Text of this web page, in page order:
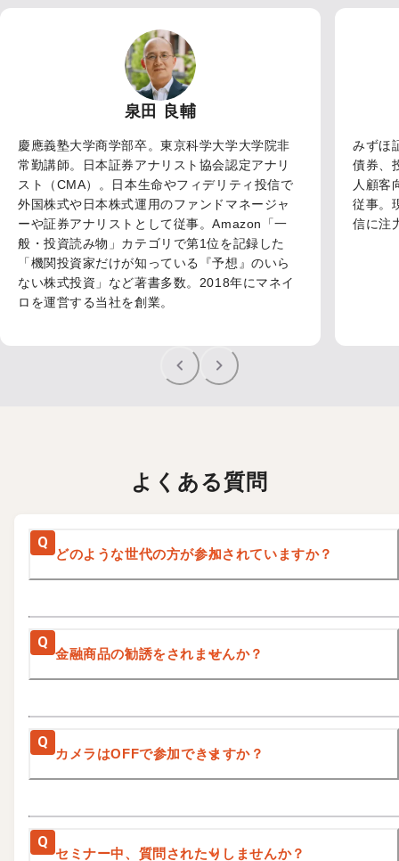
泉田 良輔
慶應義塾大学商学部卒。東京科学大学大学院非
常勤講師。日本証券アナリスト協会認定アナリ
スト（CMA）。日本生命やフィデリティ投信で
外国株式や日本株式運用のファンドマネージャ
ーや証券アナリストとして従事。Amazon「一
般・投資読み物」カテゴリで第1位を記録した
「機関投資家だけが知っている『予想』のいら
ない株式投資」など著書多数。2018年にマネイ
ロを運営する当社を創業。
みずほ
債券、
人顧客
従事。
信に注
よくある質問
Q
どのような世代の方が参加されていますか？
Q
金融商品の勧誘をされませんか？
Q
カメラはOFFで参加できますか？
Q
セミナー中、質問されたりしませんか？